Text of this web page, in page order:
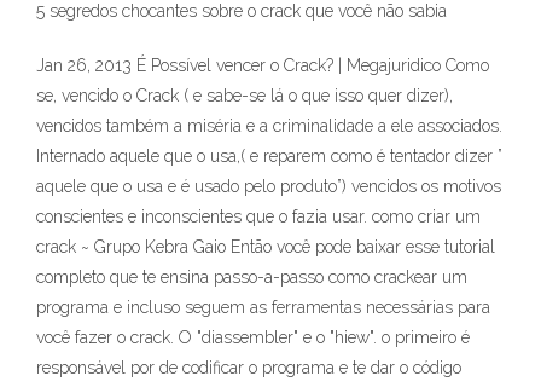
5 segredos chocantes sobre o crack que você não sabia
Jan 26, 2013 É Possível vencer o Crack? | Megajuridico Como
se, vencido o Crack ( e sabe-se lá o que isso quer dizer),
vencidos também a miséria e a criminalidade a ele associados.
Internado aquele que o usa,( e reparem como é tentador dizer ”
aquele que o usa e é usado pelo produto”) vencidos os motivos
conscientes e inconscientes que o fazia usar. como criar um
crack ~ Grupo Kebra Gaio Então você pode baixar esse tutorial
completo que te ensina passo-a-passo como crackear um
programa e incluso seguem as ferramentas necessárias para
você fazer o crack. O "diassembler" e o "hiew". o primeiro é
responsável por de codificar o programa e te dar o código